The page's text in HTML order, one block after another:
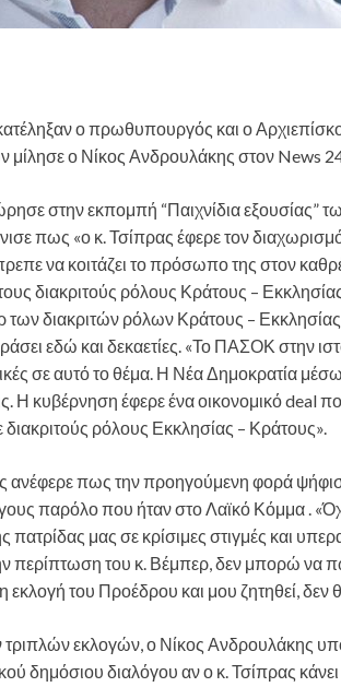
ο πρωθυπουργός και ο
μίλησε ο Νίκος Ανδρουλάκης στον News
στην εκπομπή “Παιχνίδια εξουσίας”
πως «ο κ. Τσίπρας έφερε τον
να κοιτάζει το πρόσωπο της στον
διακριτούς ρόλους Κράτους –
διακριτών ρόλων Κράτους – Εκκλησίας
εδώ και δεκαετίες. «Το ΠΑΣΟΚ στην
σε αυτό το θέμα. Η Νέα Δημοκρατία
Η κυβέρνηση έφερε ένα οικονομικό deal
ρόλους Εκκλησίας – Κράτους».
ανέφερε πως την προηγούμενη φορά
παρόλο που ήταν στο Λαϊκό Κόμμα .
πατρίδας μας σε κρίσιμες στιγμές και
του κ. Βέμπερ, δεν μπορώ να πω
του Προέδρου και μου ζητηθεί, δεν
εκλογών, ο Νίκος Ανδρουλάκης
δημόσιου διαλόγου αν ο κ. Τσίπρας κάνει